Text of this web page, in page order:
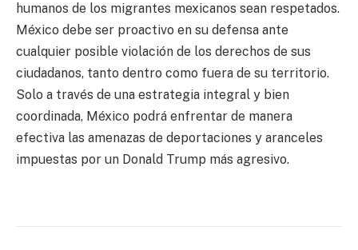
humanos de los migrantes mexicanos sean respetados.
México debe ser proactivo en su defensa ante
cualquier posible violación de los derechos de sus
ciudadanos, tanto dentro como fuera de su territorio.
Solo a través de una estrategia integral y bien
coordinada, México podrá enfrentar de manera
efectiva las amenazas de deportaciones y aranceles
impuestas por un Donald Trump más agresivo.